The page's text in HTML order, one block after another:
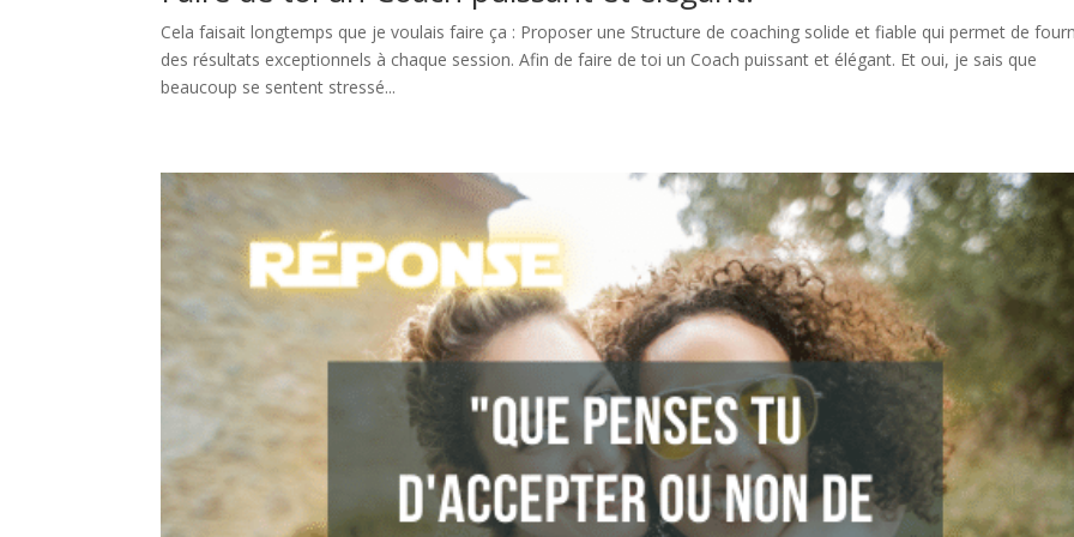
Cela faisait longtemps que je voulais faire ça : Proposer une Structure de coaching solide et fiable qui permet de
des résultats exceptionnels à chaque session. Afin de faire de toi un Coach puissant et élégant. Et oui, je sais que
beaucoup se sentent stressé...